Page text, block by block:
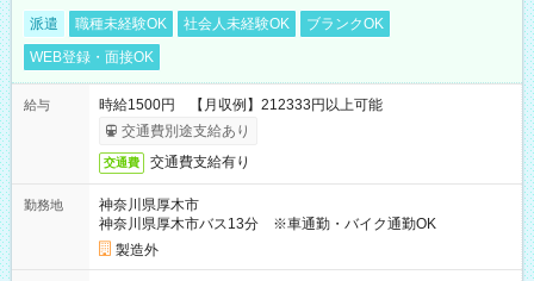
派遣 職種未経験OK 社会人未経験OK
ブランクOK
WEB登録・面接OK
給与
時給1500円 【月収例】212333円以上可能
交通費別途支給あり
交通費 交通費支給有り
勤務地
神奈川県厚木市
神奈川県厚木市バス13分 ※車通勤・バイク通勤OK
製造外